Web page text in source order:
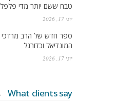
טבח ששם יותר מדי
יוני 17, 2026
ספר חדש של הרב מרדכי
המונדיאל וכדורגל
יוני 17, 2026
What clients say